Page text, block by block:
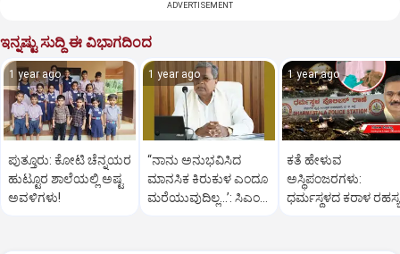
ADVERTISEMENT
ಇನ್ನಷ್ಟು ಸುದ್ದಿ ಈ ವಿಭಾಗದಿಂದ
1 year ago
ಪುತ್ತೂರು: ಕೋಟಿ ಚೆನ್ನಯರ
ಹುಟ್ಟೂರ ಶಾಲೆಯಲ್ಲಿ ಅಷ್ಟ
ಅವಳಿಗಳು!
1 year ago
“ನಾನು ಅನುಭವಿಸಿದ
ಮಾನಸಿಕ ಕಿರುಕುಳ ಎಂದೂ
ಮರೆಯುವುದಿಲ್ಲ…’: ಸಿಎಂ
1 year ago
ಕತೆ ಹೇಳುವ
ಅಸ್ಥಿಪಂಜರಗಳು:
ಧರ್ಮಸ್ಥಳದ‌ ಕರಾಳ ರಹಸ್ಯ